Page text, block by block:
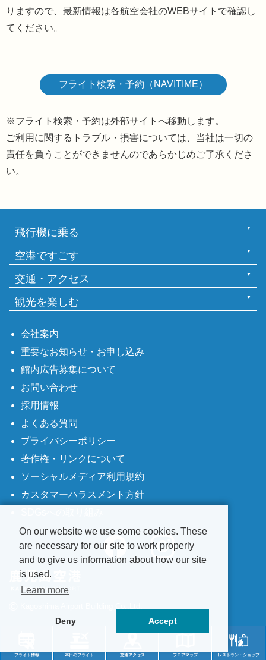
りますので、最新情報は各航空会社のWEBサイトで確認し
てください。
フライト検索・予約（NAVITIME）
※フライト検索・予約は外部サイトへ移動します。
ご利用に関するトラブル・損害については、当社は一切の
責任を負うことができませんのであらかじめご了承くださ
い。
会社案内
重要なお知らせ・お申し込み
館内広告募集について
お問い合わせ
採用情報
よくある質問
プライバシーポリシー
著作権・リンクについて
ソーシャルメディア利用規約
カスタマーハラスメント方針
飛行機に乗る
空港ですごす
交通・アクセス
観光を楽しむ
フライト情報 本日のフライト 交通アクセス フロアマップ レストラン・ショップ
On our website we use some cookies. These
are necessary for our site to work properly
and to give us information about how our site
is used.
Learn more
Deny Accept